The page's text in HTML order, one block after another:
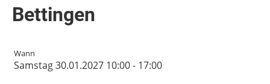
Bettingen
Wann
Samstag 30.01.2027 10:00 - 17:00